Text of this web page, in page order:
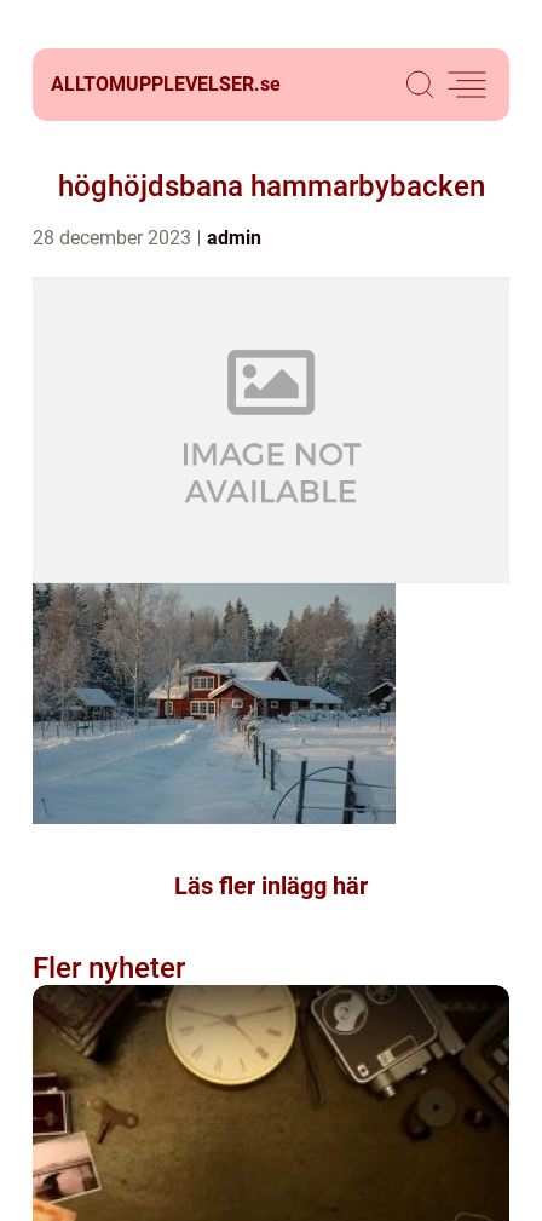
ALLTOMUPPLEVELSER.se
höghöjdsbana hammarbybacken
28 december 2023 admin
Läs fler inlägg här
Fler nyheter